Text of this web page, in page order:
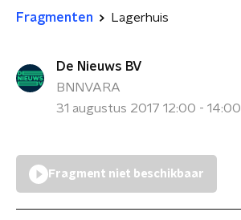
Fragmenten Lagerhuis
De Nieuws BV
BNNVARA
31 augustus 2017 12:00 - 14:00
Fragment niet beschikbaar